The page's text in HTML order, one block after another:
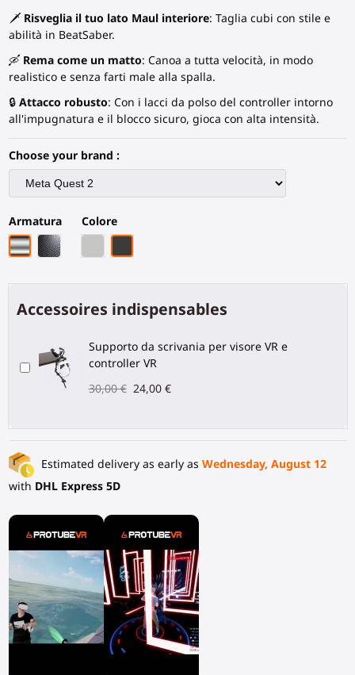
🗡️ Risveglia il tuo lato Maul interiore: Taglia cubi con stile e
abilità in BeatSaber.
🛶 Rema come un matto: Canoa a tutta velocità, in modo
realistico e senza farti male alla spalla.
🔒 Attacco robusto: Con i lacci da polso del controller intorno
all'impugnatura e il blocco sicuro, gioca con alta intensità.
Choose your brand :
Armatura
Armatura cromata
Fibra di carbonio nera
Colore
Accessoires indispensables
Supporto da scrivania per visore VR e
controller VR
30,00 € 24,00 €
Estimated delivery as early as Wednesday, August 12
with DHL Express 5D